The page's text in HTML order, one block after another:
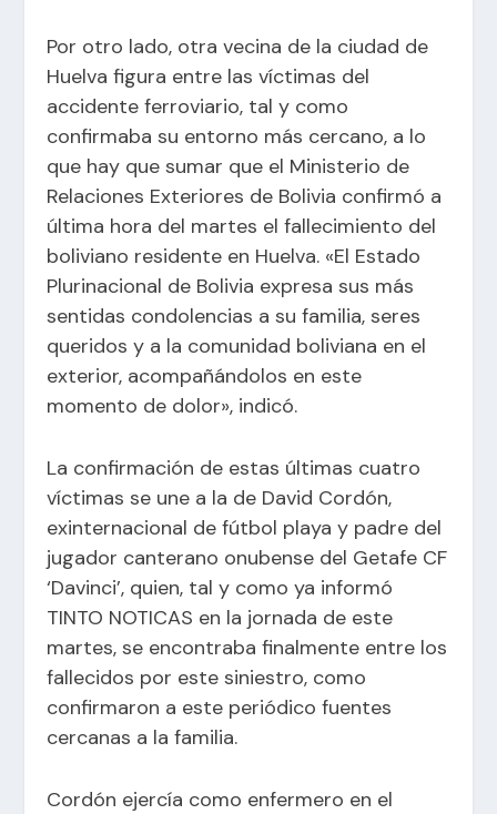
Por otro lado, otra vecina de la ciudad de
Huelva figura entre las víctimas del
accidente ferroviario, tal y como
confirmaba su entorno más cercano, a lo
que hay que sumar que el Ministerio de
Relaciones Exteriores de Bolivia confirmó a
última hora del martes el fallecimiento del
boliviano residente en Huelva. «El Estado
Plurinacional de Bolivia expresa sus más
sentidas condolencias a su familia, seres
queridos y a la comunidad boliviana en el
exterior, acompañándolos en este
momento de dolor», indicó.
La confirmación de estas últimas cuatro
víctimas se une a la de David Cordón,
exinternacional de fútbol playa y padre del
jugador canterano onubense del Getafe CF
‘Davinci’, quien, tal y como ya informó
TINTO NOTICAS en la jornada de este
martes, se encontraba finalmente entre los
fallecidos por este siniestro, como
confirmaron a este periódico fuentes
cercanas a la familia.
Cordón ejercía como enfermero en el